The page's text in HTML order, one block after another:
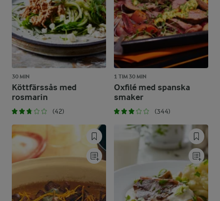
30 MIN
Köttfärssås med
rosmarin
(42)
1 TIM 30 MIN
Oxfilé med spanska
smaker
(344)